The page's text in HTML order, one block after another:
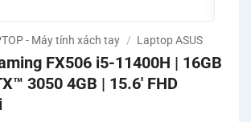
- Máy tính xách tay / Laptop ASUS
FX506 i5-11400H | 16GB
3050 4GB | 15.6′ FHD